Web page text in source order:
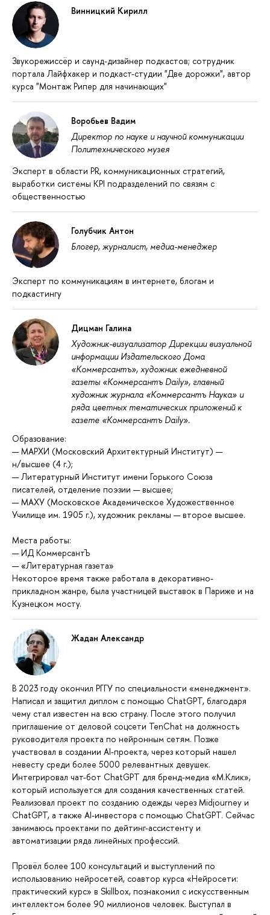
Винницкий Кирилл
Звукорежиссёр и саунд-дизайнер подкастов; сотрудник
портала Лайфхакер и подкаст-студии "Две дорожки", автор
курса "Монтаж Рипер для начинающих"
Воробьев Вадим
Директор по науке и научной коммуникации
Политехнического музея
Эксперт в области PR, коммуникационных стратегий,
выработки системы KPI подразделений по связям с
общественностью
Голубчик Антон
Блогер, журналист, медиа-менеджер
Эксперт по коммуникациям в интернете, блогам и
подкастингу
Дицман Галина
Xудожник-визуализатор Дирекции визуальной
информации Издательского Дома
«Коммерсантъ», художник ежедневной
газеты «Коммерсантъ Daily», главный
художник журнала «Коммерсантъ Наука» и
ряда цветных тематических приложений к
газете «Коммерсантъ Daily».
Образование:
— МАРХИ (Московский Архитектурный Институт) —
н/высшее (4 г.);
— Литературный Институт имени Горького Союза
писателей, отделение поэзии — высшее;
— МАХУ (Московское Академическое Художественное
Училище им. 1905 г.), художник рекламы — второе высшее.
Места работы:
— ИД КоммерсантЪ
— «Литературная газета»
Некоторое время также работала в декоративно-
прикладном жанре, была участницей выставок в Париже и на
Кузнецком мосту.
Жадан Александр
В 2023 году окончил РГГУ по специальности «менеджмент».
Написал и защитил диплом с помощью ChatGPT, благодаря
чему стал известен на всю страну. После этого получил
приглашение от деловой соцсети TenChat на должность
руководителя проекта по нейронным сетям. Позже
участвовал в создании AI-проекта, через который нашел
невесту среди более 5000 релевантных девушек.
Интегрировал чат-бот ChatGPT для бренд-медиа «М.Клик»,
который используется для создания качественных статей.
Реализовал проект по созданию одежды через Midjourney и
ChatGPT, а также AI-инвестора с помощью ChatGPT. Сейчас
занимаюсь проектами по дейтинг-ассистенту и
автоматизации ряда линейных профессий.
Провёл более 100 консультаций и выступлений по
использованию нейросетей, соавтор курса «Нейросети:
практический курс» в Skillbox, познакомил с искусственным
интеллектом более 90 миллионов человек. Выступал в